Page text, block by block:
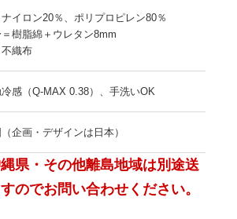
イロン20％、ポリプロピレン80％
樹脂綿＋ウレタン8mm
織布
感（Q-MAX 0.38）、手洗いOK
企画・デザインは日本）
県・その他離島地域は別途送
のでお問い合わせください。